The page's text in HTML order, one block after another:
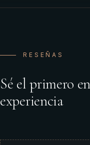
RESEÑAS
Sé el primero
experiencia